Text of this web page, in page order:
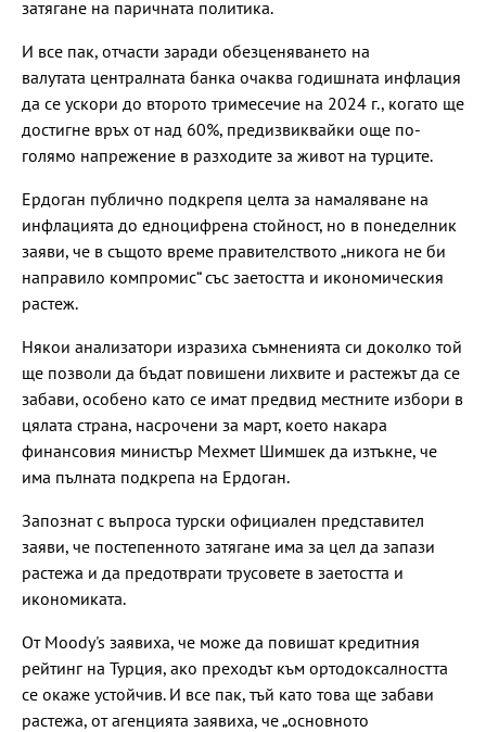
затягане на паричната политика.
И все пак, отчасти заради обезценяването на
валутата централната банка очаква годишната инфлация
да се ускори до второто тримесечие на 2024 г., когато ще
достигне връх от над 60%, предизвиквайки още по-
голямо напрежение в разходите за живот на турците.
Ердоган публично подкрепя целта за намаляване на
инфлацията до едноцифрена стойност, но в понеделник
заяви, че в същото време правителството „никога не би
направило компромис“ със заетостта и икономическия
растеж.
Някои анализатори изразиха съмненията си доколко той
ще позволи да бъдат повишени лихвите и растежът да се
забави, особено като се имат предвид местните избори в
цялата страна, насрочени за март, което накара
финансовия министър Мехмет Шимшек да изтъкне, че
има пълната подкрепа на Ердоган.
Запознат с въпроса турски официален представител
заяви, че постепенното затягане има за цел да запази
растежа и да предотврати трусовете в заетостта и
икономиката.
От Moody's заявиха, че може да повишат кредитния
рейтинг на Турция, ако преходът към ортодоксалността
се окаже устойчив. И все пак, тъй като това ще забави
растежа, от агенцията заявиха, че „основното